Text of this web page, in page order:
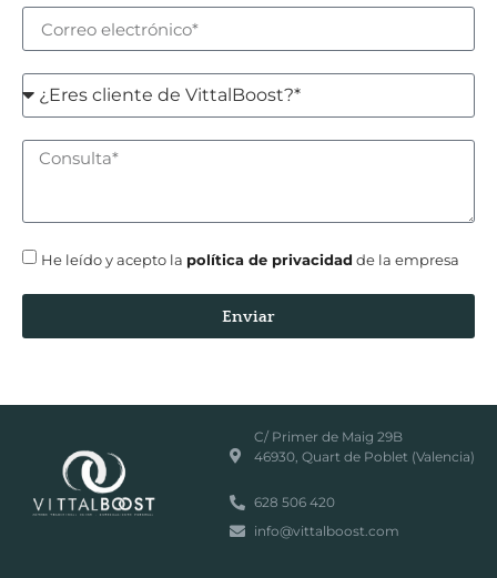
He leído y acepto la política de privacidad de la empresa
Enviar
C/ Primer de Maig 29B
46930, Quart de Poblet (Valencia)
628 506 420
info@vittalboost.com